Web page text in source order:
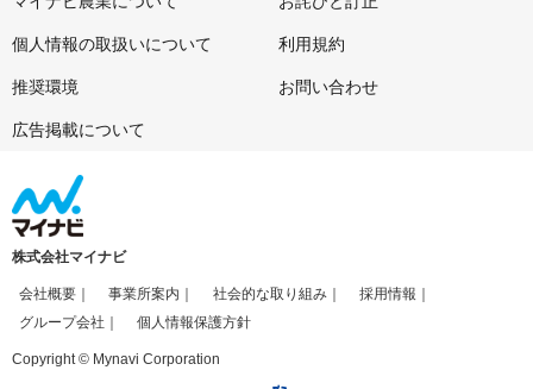
個人情報の取扱いについて 利用規約
推奨環境 お問い合わせ
広告掲載について
株式会社マイナビ
会社概要 事業所案内 社会的な取り組み
採用情報
グループ会社
個人情報保護方針
Copyright © Mynavi Corporation